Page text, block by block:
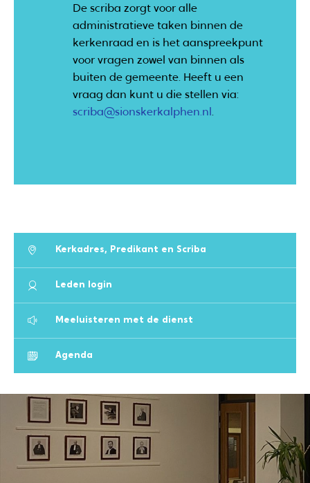
De scriba zorgt voor alle
administratieve taken binnen de
kerkenraad en is het aanspreekpunt
voor vragen zowel van binnen als
buiten de gemeente. Heeft u een
vraag dan kunt u die stellen via:
scriba@sionskerkalphen.nl .
Kerkadres, Predikant en Scriba
Leden login
Meeluisteren met de dienst
Agenda